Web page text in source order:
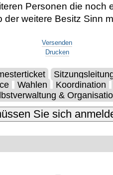
Personen die noch
der weitere Besitz Sinn
Versenden
Drucken
Wahlen
Koordination
&